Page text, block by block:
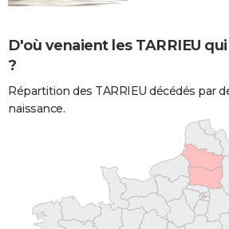
D'où venaient les TARRIEU
?
Répartition des TARRIEU décédés par
naissance.